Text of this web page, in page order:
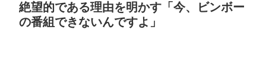
絶望的である理由を明かす「今、ビンボー
の番組できないんですよ」